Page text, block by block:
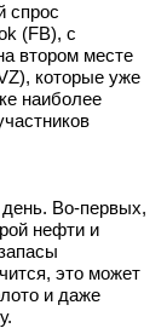
спрос
(FB), с
втором месте
которые уже
наиболее
Во-первых,
нефти и
это может
и даже